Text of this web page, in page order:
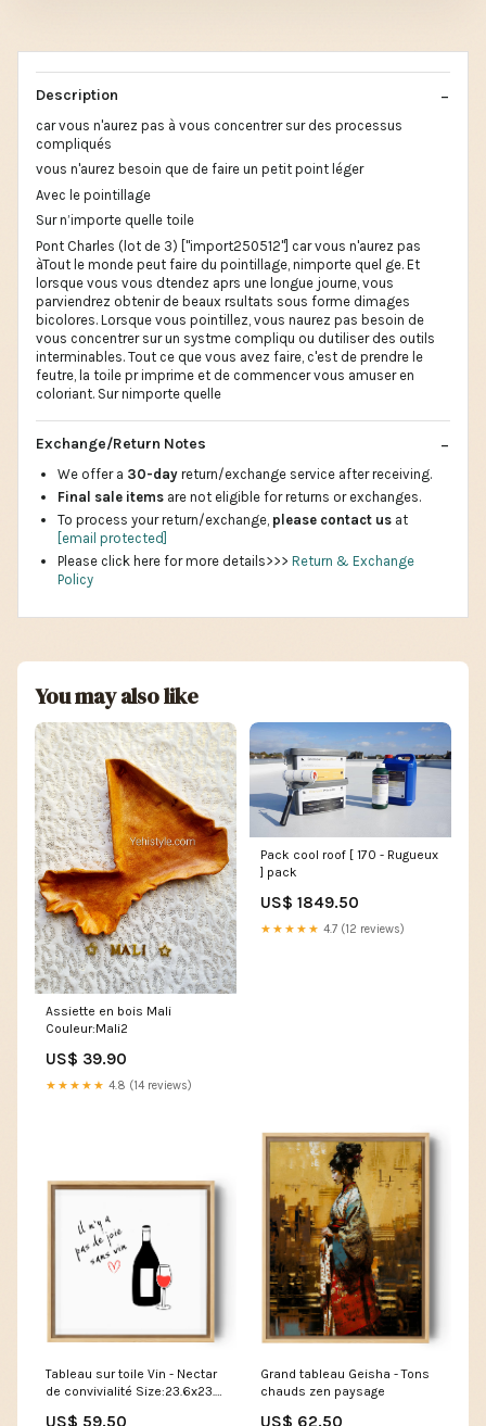
Description
car vous n'aurez pas à vous concentrer sur des processus
compliqués
vous n'aurez besoin que de faire un petit point léger
Avec le pointillage
Sur n’importe quelle toile
Pont Charles (lot de 3) ["import250512"] car vous n'aurez pas
àTout le monde peut faire du pointillage, nimporte quel ge. Et
lorsque vous vous dtendez aprs une longue journe, vous
parviendrez obtenir de beaux rsultats sous forme dimages
bicolores. Lorsque vous pointillez, vous naurez pas besoin de
vous concentrer sur un systme compliqu ou dutiliser des outils
interminables. Tout ce que vous avez faire, c'est de prendre le
feutre, la toile pr imprime et de commencer vous amuser en
coloriant. Sur nimporte quelle
Exchange/Return Notes
We offer a 30-day return/exchange service after receiving.
Final sale items are not eligible for returns or exchanges.
To process your return/exchange, please contact us at
[email protected]
Please click here for more details>>> Return & Exchange
Policy
You may also like
Assiette en bois Mali
Couleur:Mali2
US$ 39.90
★★★★★ 4.8 (14 reviews)
Pack cool roof [ 170 - Rugueux
] pack
US$ 1849.50
★★★★★ 4.7 (12 reviews)
Tableau sur toile Vin - Nectar
de convivialité Size:23.6x23.6
US$ 59.50
Grand tableau Geisha - Tons
chauds zen paysage
US$ 62.50